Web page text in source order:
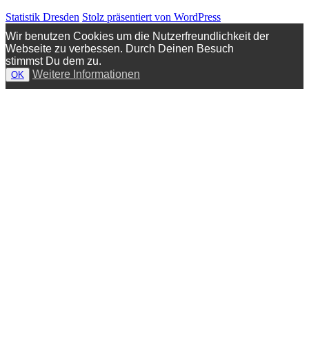
Statistik Dresden Stolz präsentiert von WordPress
Wir benutzen Cookies um die Nutzerfreundlichkeit der
Webseite zu verbessen. Durch Deinen Besuch
stimmst Du dem zu.
OK Weitere Informationen